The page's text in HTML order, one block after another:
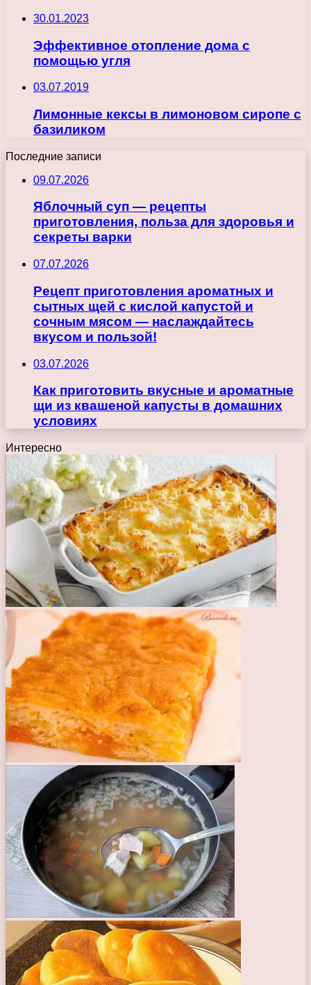
30.01.2023
Эффективное отопление дома с
помощью угля
03.07.2019
Лимонные кексы в лимоновом сиропе с
базиликом
Последние записи
09.07.2026
Яблочный суп — рецепты
приготовления, польза для здоровья и
секреты варки
07.07.2026
Рецепт приготовления ароматных и
сытных щей с кислой капустой и
сочным мясом — наслаждайтесь
вкусом и пользой!
03.07.2026
Как приготовить вкусные и ароматные
щи из квашеной капусты в домашних
условиях
Интересно